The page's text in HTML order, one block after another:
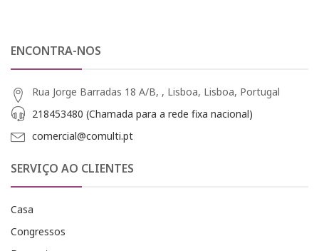
ENCONTRA-NOS
Rua Jorge Barradas 18 A/B, , Lisboa, Lisboa, Portugal
218453480 (Chamada para a rede fixa nacional)
comercial@comulti.pt
SERVIÇO AO CLIENTES
Casa
Congressos